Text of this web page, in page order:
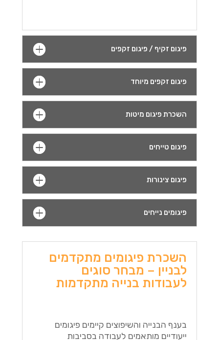
פיגום זקיף / פיגום זקפים
פיגום זקפים מיוחד
השכרת פיגום מיטות
פיגום טייחים
פיגום צינורות
פיגומים נייחים
השכרת פיגומים מתקדמים
לבניין – מבחר סוגים
לעבודות בנייה מתקדמות
בענף הבנייה והשיפוצים קיימים פיגומים
ייעודיים מותאמים לעבודה בסביבות